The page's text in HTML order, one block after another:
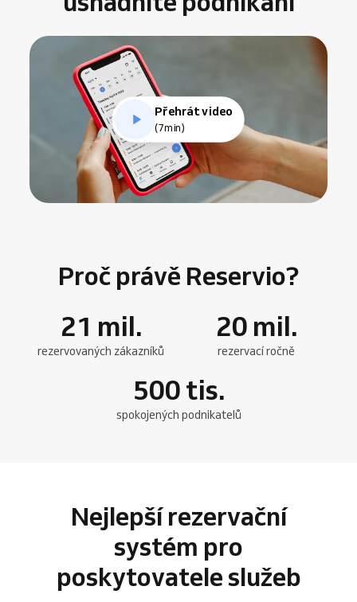
Přehrát video
(7min)
Proč právě Reservio?
21 mil.
rezervovaných zákazníků
20 mil.
rezervací ročně
500tis.
spokojených podnikatelů
Nejlepší rezervační
systém pro
poskytovatele služeb